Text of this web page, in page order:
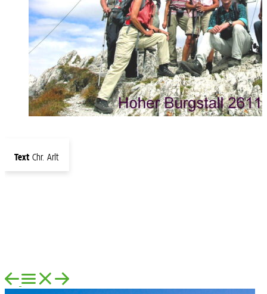
Text Chr. Arlt